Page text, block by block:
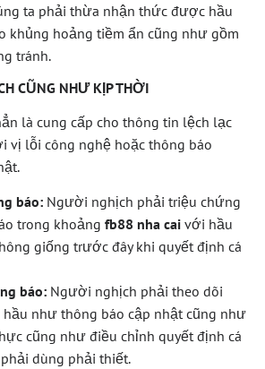
ta phải thừa nhận thức được hầu
khủng hoảng tiềm ẩn cũng như gồm
tránh.
CŨNG NHƯ KỊP THỜI
là cung cấp cho thông tin lệch lạc
vị lỗi công nghệ hoặc thông báo
báo: Người nghịch phải triệu chứng
trong khoảng fb88 nha cai với hầu
giống trước đây khi quyết định cá
báo: Người nghịch phải theo dõi
hầu như thông báo cập nhật cũng như
cũng như điều chỉnh quyết định cá
dùng phải thiết.